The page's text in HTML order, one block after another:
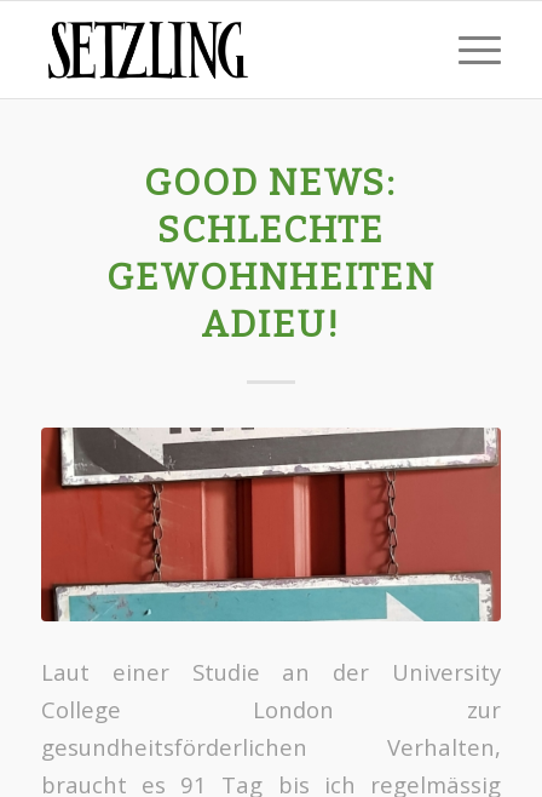
GOOD NEWS:
SCHLECHTE
GEWOHNHEITEN
ADIEU!
Laut einer Studie an der University
College London zur
gesundheitsförderlichen Verhalten,
braucht es 91 Tag bis ich regelmässig